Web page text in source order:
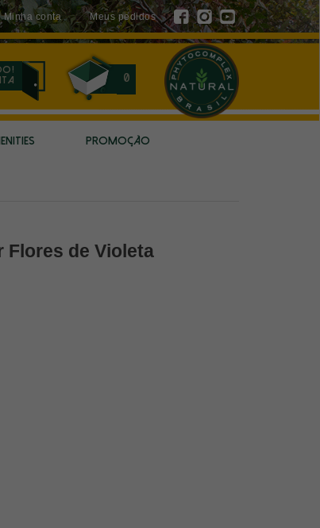
Minha conta Meus pedidos
0
PROMOÇÃO
Flores de Violeta